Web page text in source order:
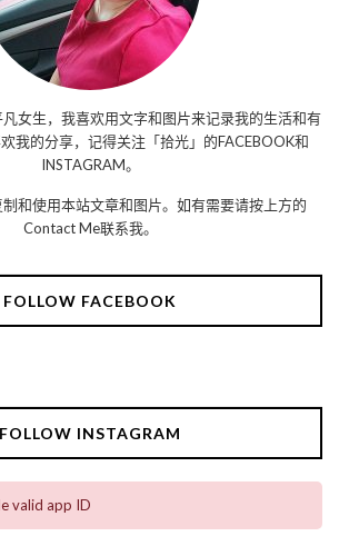
女生，我喜欢用文字和图片来记录我的生活和有
我的分享，记得关注「拾光」的FACEBOOK和
INSTAGRAM。
和使用本站文章和图片。如有需要请按上方的
Contact Me联系我。
FOLLOW FACEBOOK
FOLLOW INSTAGRAM
valid app ID